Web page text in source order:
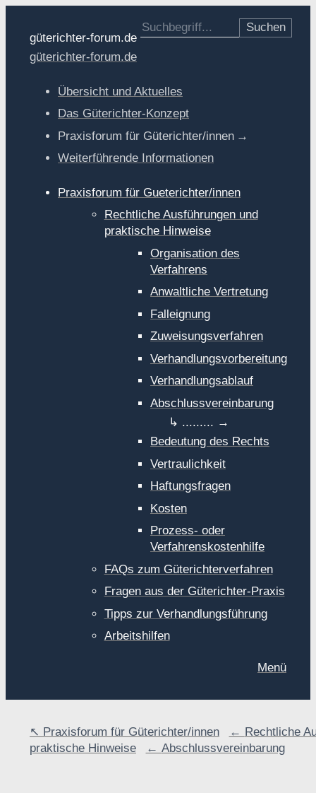
güterichter-forum.de
güterichter-forum.de
Suche nach:
Übersicht und Aktuelles
Das Güterichter-Konzept
Praxisforum für Güterichter/innen
Weiterführende Informationen
Praxisforum für Gueterichter/innen
Rechtliche Ausführungen und
praktische Hinweise
Organisation des
Verfahrens
Anwaltliche Vertretung
Falleignung
Zuweisungsverfahren
Verhandlungsvorbereitung
Verhandlungsablauf
Abschlussvereinbarung
Bedeutung des Rechts
Vertraulichkeit
Haftungsfragen
Kosten
Prozess- oder
Verfahrenskostenhilfe
FAQs zum Güterichterverfahren
Fragen aus der Güterichter-Praxis
Tipps zur Verhandlungsführung
Arbeitshilfen
Menü
Praxisforum für Güterichter/innen
Rechtliche
praktische Hinweise
Abschlussvereinbarung